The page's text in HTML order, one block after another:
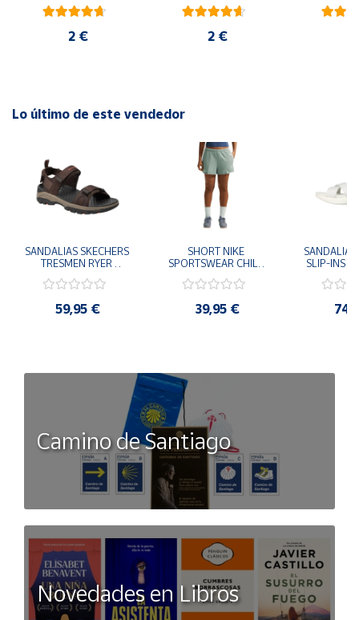
2 € 2 €
Lo último de este vendedor
SANDALIAS SKECHERS
TRESMEN RYER
205112-CHOC
COMODAS
59,95 €
SHORT NIKE
SPORTSWEAR CHILL
006 PANTALONES
39,95 €
SANDALIAS
SLIP-INS
Camino de Santiago
Novedades en Libros